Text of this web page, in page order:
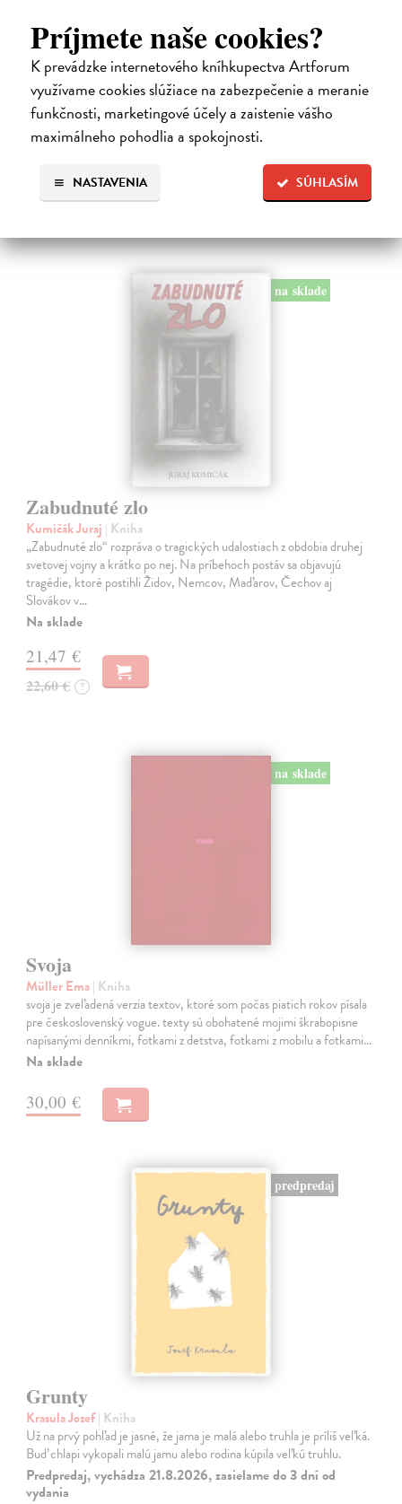
Príjmete naše cookies?
K prevádzke internetového kníhkupectva Artforum
využívame cookies slúžiace na zabezpečenie a meranie
funkčnosti, marketingové účely a zaistenie vášho
maximálneho pohodlia a spokojnosti.
SÚHLASÍM
NASTAVENIA
Kolotočárka
Wernerová Jana| Kniha
Tam, kde sa radosť zo slobodného pohybu a dobrodružstva prelína s
pocitom vyčlenenia. Tam, kde rastie starý gaštan a okolo neho sa krúti
život dievčatka, ktoré od svojej starej mamy dostalo meno Zelinka.…
15,21 €
na sklade
Zabudnuté zlo
Kumičák Juraj | Kniha
„Zabudnuté zlo“ rozpráva o tragických udalostiach z obdobia druhej
svetovej vojny a krátko po nej. Na príbehoch postáv sa objavujú
tragédie, ktoré postihli Židov, Nemcov, Maďarov, Čechov aj
Slovákov v…
Na sklade
21,47 €
22,60 € ?
na sklade
Svoja
Müller Ema| Kniha
svoja je zveľadená verzia textov, ktoré som počas piatich rokov písala
pre československý vogue. texty sú obohatené mojimi škrabopisne
napísanými denníkmi, fotkami z detstva, fotkami z mobilu a fotkami…
Na sklade
30,00 €
predpredaj
Grunty
Krasula Jozef| Kniha
Už na prvý pohľad je jasné, že jama je malá alebo truhla je príliš veľká.
Buď chlapi vykopali malú jamu alebo rodina kúpila veľkú truhlu.
Predpredaj, vychádza 21.8.2026, zasielame do 3 dní od
vydania